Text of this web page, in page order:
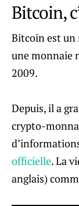
Bitcoin,
Bitcoin est un
une monnaie
2009.
Depuis, il a
crypto-
officielle. La
anglais)